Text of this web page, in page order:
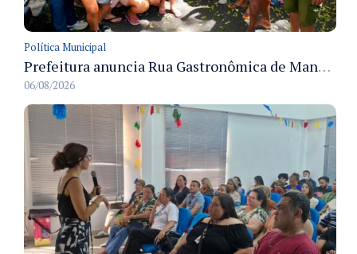
Política Municipal
Prefeitura anuncia Rua Gastronômica de Manaus e garante alternativas para 54 ambulantes cadastrados
06/08/2026